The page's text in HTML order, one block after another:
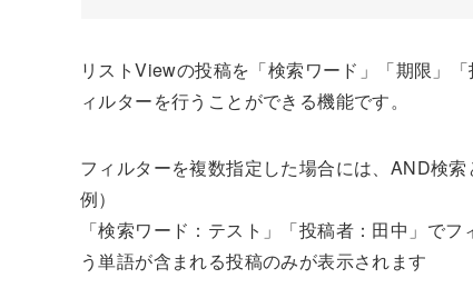
リストViewの投稿を「検索ワード」「期限」
ィルターを行うことができる機能です。
フィルターを複数指定した場合には、AND検索
例）
「検索ワード：テスト」「投稿者：田中」で
う単語が含まれる投稿のみが表示されます